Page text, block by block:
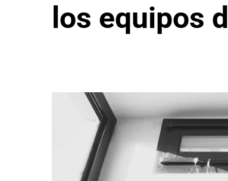
los equipos